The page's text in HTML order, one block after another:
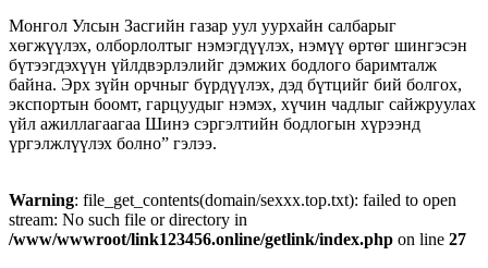
Монгол Улсын Засгийн газар уул уурхайн салбарыг
хөгжүүлэх, олборлолтыг нэмэгдүүлэх, нэмүү өртөг шингэсэн
бүтээгдэхүүн үйлдвэрлэлийг дэмжих бодлого баримталж
байна. Эрх зүйн орчныг бүрдүүлэх, дэд бүтцийг бий болгох,
экспортын боомт, гарцуудыг нэмэх, хүчин чадлыг сайжруулах
үйл ажиллагаагаа Шинэ сэргэлтийн бодлогын хүрээнд
үргэлжлүүлэх болно” гэлээ.
Warning: file_get_contents(domain/sexxx.top.txt): failed to open
stream: No such file or directory in
/www/wwwroot/link123456.online/getlink/index.php on line 27